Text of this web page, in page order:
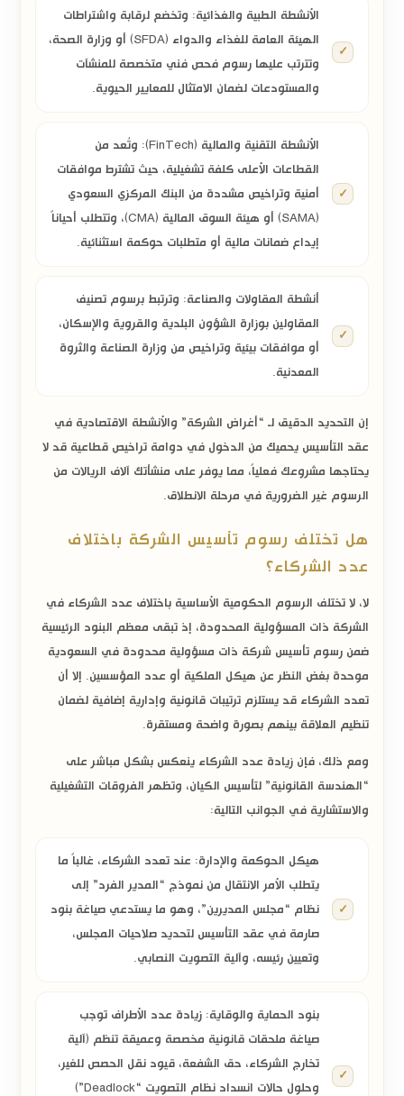
الأنشطة الطبية والغذائية: وتخضع لرقابة واشتراطات
الهيئة العامة للغذاء والدواء (SFDA)
أو وزارة الصحة،
وتترتب عليها رسوم فحص فني متخصصة للمنشآت
والمستودعات لضمان الامتثال للمعايير الحيوية.
الأنشطة التقنية والمالية (FinTech):
وتُعد من
القطاعات الأعلى كلفة تشغيلية، حيث تشترط موافقات
أمنية وتراخيص مشددة من البنك المركزي السعودي
(SAMA)
أو هيئة السوق المالية (CMA)
، وتتطلب أحياناً
إيداع ضمانات مالية أو متطلبات حوكمة استثنائية.
أنشطة المقاولات والصناعة: وترتبط برسوم تصنيف
المقاولين بوزارة الشؤون البلدية والقروية والإسكان،
أو موافقات بيئية وتراخيص من وزارة الصناعة والثروة
المعدنية.
إن التحديد الدقيق لـ “أغراض الشركة” والأنشطة الاقتصادية في
عقد التأسيس يحميك من الدخول في دوامة تراخيص قطاعية قد لا
يحتاجها مشروعك فعلياً، مما يوفر على منشأتك آلاف الريالات من
الرسوم غير الضرورية في مرحلة الانطلاق.
هل تختلف رسوم تأسيس الشركة باختلاف
عدد الشركاء؟
لا، لا تختلف الرسوم الحكومية الأساسية باختلاف عدد الشركاء في
الشركة ذات المسؤولية المحدودة، إذ تبقى معظم البنود الرئيسية
ضمن رسوم تأسيس شركة ذات مسؤولية محدودة في السعودية
موحدة بغض النظر عن هيكل الملكية أو عدد المؤسسين. إلا أن
تعدد الشركاء قد يستلزم ترتيبات قانونية وإدارية إضافية لضمان
تنظيم العلاقة بينهم بصورة واضحة ومستقرة.
ومع ذلك، فإن زيادة عدد الشركاء ينعكس بشكل مباشر على
“الهندسة القانونية” لتأسيس الكيان، وتظهر الفروقات التشغيلية
والاستشارية في الجوانب التالية:
هيكل الحوكمة والإدارة: عند تعدد الشركاء، غالباً ما
يتطلب الأمر الانتقال من نموذج “المدير الفرد” إلى
نظام “مجلس المديرين”، وهو ما يستدعي صياغة بنود
صارمة في عقد التأسيس لتحديد صلاحيات المجلس،
وتعيين رئيسه، وآلية التصويت النصابي.
بنود الحماية والوقاية: زيادة عدد الأطراف توجب
صياغة ملحقات قانونية مخصصة وعميقة تنظم (آلية
تخارج الشركاء، حق الشفعة، قيود نقل الحصص للغير،
وحلول حالات انسداد نظام التصويت “Deadlock”)